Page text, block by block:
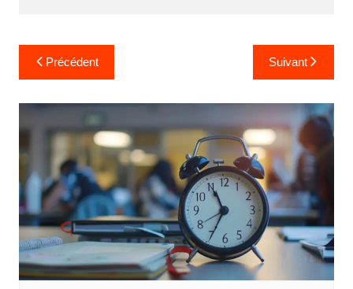
a
v
i
g
a
t
i
o
n
Précédent Suivant